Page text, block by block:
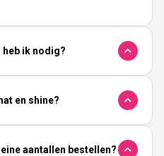
ik nodig?
en shine?
aantallen bestellen?